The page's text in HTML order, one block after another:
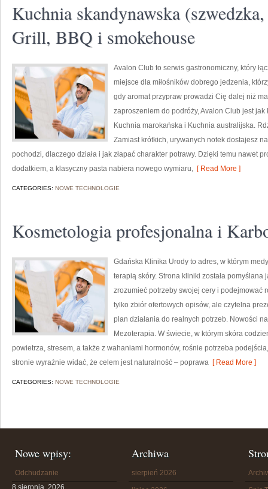
Kuchnia skandynawska
Grill, BBQ i smokehouse
Avalon Club to serwis gastronomiczny, który
miejsce dla miłośników dobrego jedzenia,
gdy aromat przypraw prowadzi Cię dalej niż
zaproszeniem do podróży, Avalon Club jest
Kuchnia marokańska i Kuchnia australijska.
Zamiast krótkich, urywanych notek dostajesz
pochodzi, dlaczego działa i jak złapać charakter potrawy. Dzięki temu nawet
dodatkiem, a klasyczny pasta nabiera nowego wymiaru, [ Read More ]
CATEGORIES: NOWE TECHNOLOGIE
Kosmetologia profesjonalna i
Gdańska Klinika Urody to adres, w którym
terapią skóry. Strona kliniki została
zrozumieć potrzeby swojej cery i podejmować
tylko zbiór ofertowych opisów, ale czytelna
plan działania do realnych potrzeb. Nowości
Mezoterapia. W świecie, w którym skóra
powietrza, stresem, a także z wahaniami hormonów, rośnie potrzeba
stronie wyraźnie widać, że celem jest naturalność – poprawa [ Read More ]
CATEGORIES: NOWE TECHNOLOGIE
Nowe wpisy:
Odchudzanie
8 sierpnia, 2026
Archiwa
sierpień 2026